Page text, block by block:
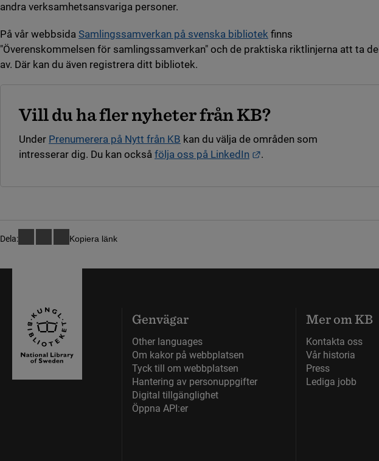
andra verksamhetsansvariga personer.
På vår webbsida Samlingssamverkan på svenska bibliotek finns
"Överenskommelsen för samlingssamverkan" och de praktiska riktlinjerna att ta del
av. Där kan du även registrera ditt bibliotek.
Vill du ha fler nyheter från KB?
Under Prenumerera på Nytt från KB kan du välja de områden som
intresserar dig. Du kan också följa oss på LinkedIn Länk till annan webbplats.
.
Dela: Kopiera länk
Genvägar
Other languages
Om kakor på webbplatsen
Tyck till om webbplatsen
Hantering av personuppgifter
Digital tillgänglighet
Öppna API:er
Mer om KB
Kontakta oss
Vår historia
Press
Lediga jobb